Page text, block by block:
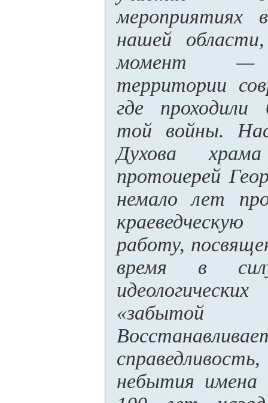
мероприятиях
нашей
момент —
территории
где проходили
той войны.
Духова
протоиерей
немало лет
работу,
время в
небытия имена